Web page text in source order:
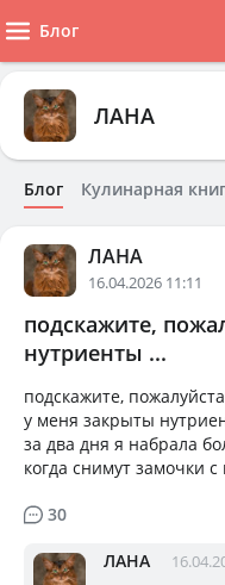
Блог
ЛАНА
Блог Кулинарная
ЛАНА
16.04.2026 11:11
подскажите,
нутриенты ...
подскажите,
у меня закрыты
за два дня я набрала
когда снимут замочки
30
ЛАНА